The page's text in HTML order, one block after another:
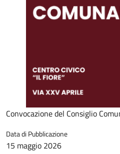
Convocazione del Consiglio
Data di Pubblicazione
15 maggio 2026